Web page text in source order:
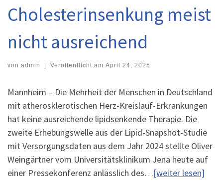
Cholesterinsenkung meist
nicht ausreichend
von admin Veröffentlicht am April 24, 2025
Mannheim – Die Mehrheit der Menschen in Deutschland
mit atherosklerotischen Herz-Kreislauf-Erkrankungen
hat keine ausreichende lipidsenkende Therapie. Die
zweite Erhebungswelle aus der Lipid-Snapshot-Studie
mit Versorgungsdaten aus dem Jahr 2024 stellte Oliver
Weingärtner vom Universitätsklinikum Jena heute auf
einer Pressekonferenz anlässlich des…[weiter lesen]